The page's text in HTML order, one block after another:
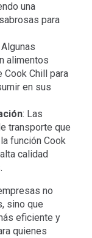
una
para
Algunas
alimentos
Chill para
en sus
: Las
transporte que
función Cook
calidad
no
sino que
eficiente y
quienes